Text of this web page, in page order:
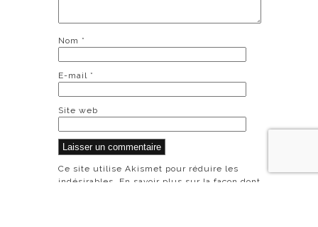
Nom *
E-mail *
Site web
Ce site utilise Akismet pour réduire les
indésirables.
En savoir plus sur la façon dont